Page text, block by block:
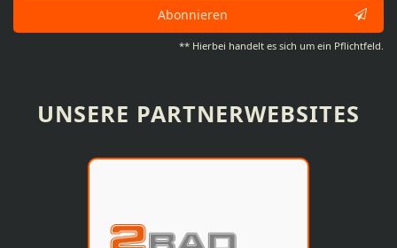
Abonnieren
** Hierbei handelt es sich um ein Pflichtfeld.
UNSERE PARTNERWEBSITES